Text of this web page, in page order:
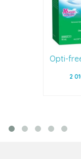
Opti-free
2 010